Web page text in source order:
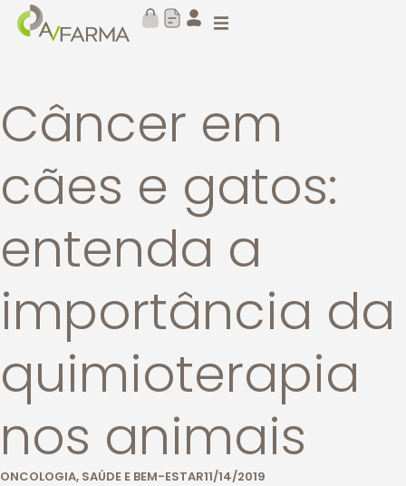
Câncer em
cães e gatos:
entenda a
importância da
quimioterapia
nos animais
ONCOLOGIA, SAÚDE E BEM-ESTAR11/14/2019